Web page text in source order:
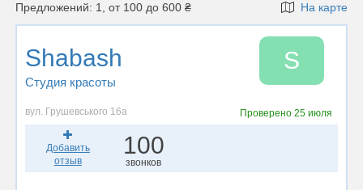
Предложений: 1, от 100 до 600 ₴ На карте
Shabash
Студия красоты
S
вул. Грушевського 16а Проверено 25 июля
Добавить
отзыв
100
звонков